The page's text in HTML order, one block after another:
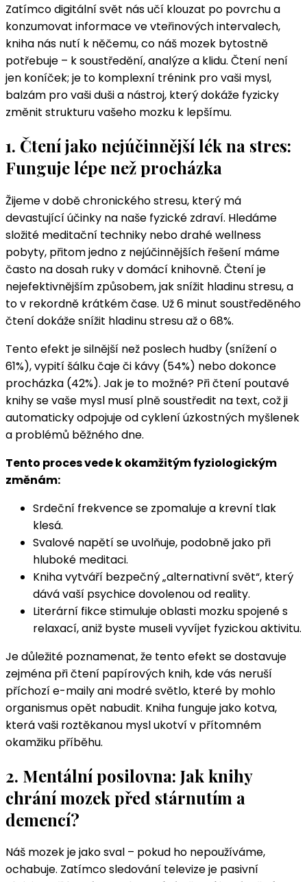
Zatímco digitální svět nás učí klouzat po povrchu a
konzumovat informace ve vteřinových intervalech,
kniha nás nutí k něčemu, co náš mozek bytostně
potřebuje – k soustředění, analýze a klidu. Čtení není
jen koníček; je to komplexní trénink pro vaši mysl,
balzám pro vaši duši a nástroj, který dokáže fyzicky
změnit strukturu vašeho mozku k lepšímu.
1. Čtení jako nejúčinnější lék na stres:
Funguje lépe než procházka
Žijeme v době chronického stresu, který má
devastující účinky na naše fyzické zdraví. Hledáme
složité meditační techniky nebo drahé wellness
pobyty, přitom jedno z nejúčinnějších řešení máme
často na dosah ruky v domácí knihovně. Čtení je
nejefektivnějším způsobem, jak snížit hladinu stresu, a
to v rekordně krátkém čase. Už 6 minut soustředěného
čtení dokáže snížit hladinu stresu až o 68%.
Tento efekt je silnější než poslech hudby (snížení o
61%), vypití šálku čaje či kávy (54%) nebo dokonce
procházka (42%). Jak je to možné? Při čtení poutavé
knihy se vaše mysl musí plně soustředit na text, což ji
automaticky odpojuje od cyklení úzkostných myšlenek
a problémů běžného dne.
Tento proces vede k okamžitým fyziologickým
změnám:
Srdeční frekvence se zpomaluje a krevní tlak
klesá.
Svalové napětí se uvolňuje, podobně jako při
hluboké meditaci.
Kniha vytváří bezpečný „alternativní svět“, který
dává vaší psychice dovolenou od reality.
Literární fikce stimuluje oblasti mozku spojené s
relaxací, aniž byste museli vyvíjet fyzickou aktivitu.
Je důležité poznamenat, že tento efekt se dostavuje
zejména při čtení papírových knih, kde vás neruší
příchozí e-maily ani modré světlo, které by mohlo
organismus opět nabudit. Kniha funguje jako kotva,
která vaši roztěkanou mysl ukotví v přítomném
okamžiku příběhu.
2. Mentální posilovna: Jak knihy
chrání mozek před stárnutím a
demencí?
Náš mozek je jako sval – pokud ho nepoužíváme,
ochabuje. Zatímco sledování televize je pasivní